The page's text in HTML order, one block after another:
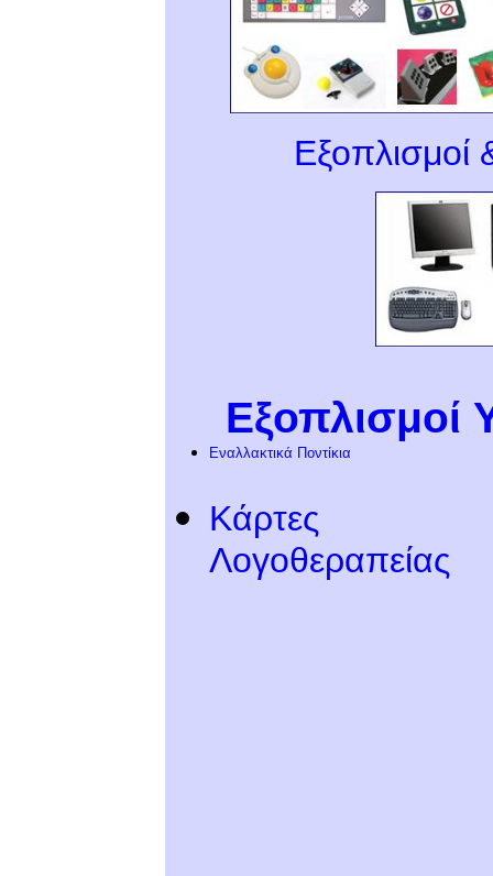
Εξοπλισμοί
Εξοπλισμοί
Εναλλακτικά Ποντίκια
Κάρτες
Λογοθεραπείας